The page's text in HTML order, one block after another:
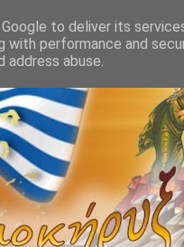
to deliver its
with performance and
abuse.